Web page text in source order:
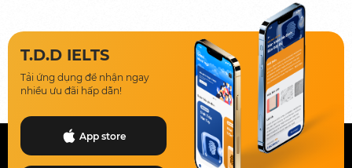
T.D.D IELTS
Tải ứng dụng để nhận ngay
nhiều ưu đãi hấp dẫn!
App store